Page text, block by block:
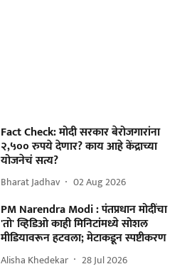
Fact Check: मोदी सरकार बेरोजगारांना
२,५०० रुपये देणार? काय आहे केंद्राच्या
योजनेचं सत्य?
Bharat Jadhav 02 Aug 2026
PM Narendra Modi : पंतप्रधान मोदींचा
'तो' व्हिडिओ काही मिनिटांमध्ये सोशल
मीडियावरून हटवला; मेटाकडून स्पष्टीकरण
Alisha Khedekar 28 Jul 2026